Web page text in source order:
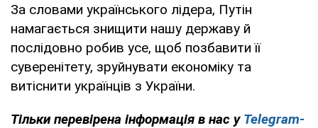
За словами українського лідера, Путін
намагається знищити нашу державу й
послідовно робив усе, щоб позбавити її
суверенітету, зруйнувати економіку та
витіснити українців з України.
Тільки перевірена інформація в нас у Telegram-